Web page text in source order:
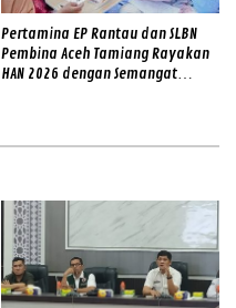
Pertamina EP Rantau dan SLBN
Pembina Aceh Tamiang Rayakan
HAN 2026 dengan Semangat